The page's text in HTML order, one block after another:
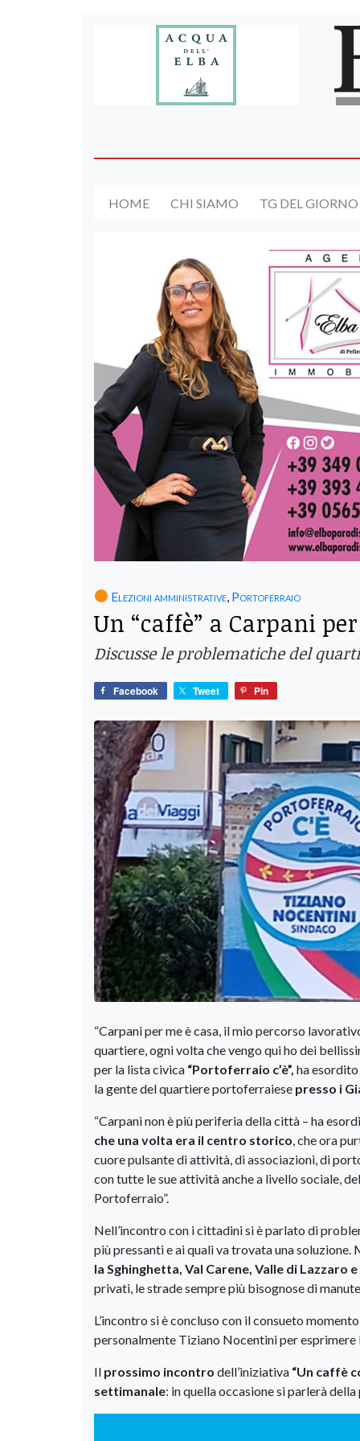
HOME CHI SIAMO TG DEL GIORNO
Elezioni amministrative Portoferraio
Un “caffè” a Carpani
Discusse le problematiche del
Facebook Tweet Pin
“Carpani per me è casa, il mio percorso
quartiere, ogni volta che vengo qui ho dei
per la lista civica “Portoferraio c’è”, ha
la gente del quartiere portoferraiese presso i
“Carpani non è più periferia della città – ha
che una volta era il centro storico , che ora
cuore pulsante di attività, di associazioni, di
con tutte le sue attività anche a livello sociale,
Portoferraio”.
Nell’incontro con i cittadini si è parlato di
più pressanti e ai quali va trovata una
la Sghinghetta, Val Carene, Valle di Lazzaro
privati, le strade sempre più bisognose di
L’incontro si è concluso con il consueto
personalmente Tiziano Nocentini per
Il prossimo incontro dell’iniziativa “Un caffè
settimanale: in quella occasione si parlerà